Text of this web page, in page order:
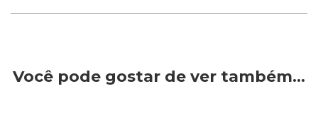
Você pode gostar de ver também…